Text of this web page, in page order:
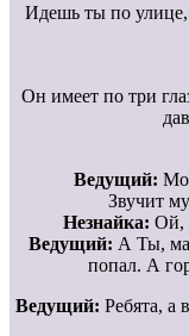
Идешь ты по
Он имеет по три
Ведущий:
Звучит
Незнайка: Ой,
Ведущий: А Ты,
попал. А
Ведущий: Ребята, а